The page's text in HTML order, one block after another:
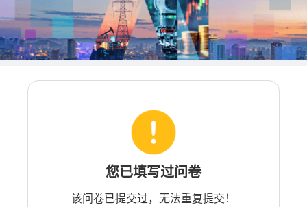
您已填写过问卷
该问卷已提交过，无法重复提交！